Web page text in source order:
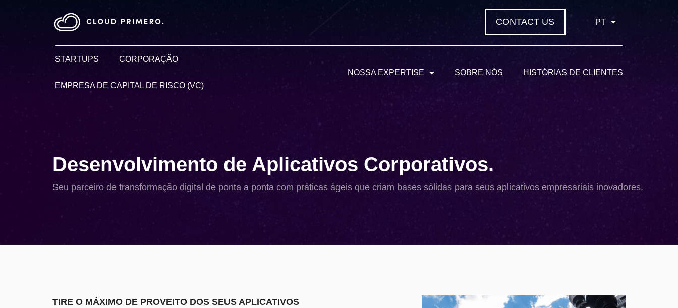
CONTACT US PT
STARTUPS CORPORAÇÃO
EMPRESA DE CAPITAL DE RISCO (VC)
NOSSA EXPERTISE SOBRE NÓS HISTÓRIAS DE CLIENTES
Desenvolvimento de Aplicativos Corporativos.
Seu parceiro de transformação digital de ponta a ponta com práticas ágeis que criam bases sólidas para seus aplicativos empresariais inovadores.
TIRE O MÁXIMO DE PROVEITO DOS SEUS APLICATIVOS